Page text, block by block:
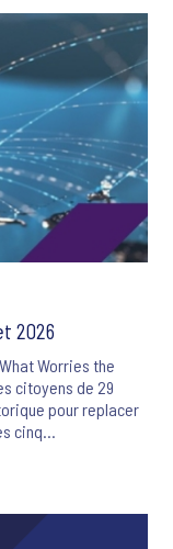
2026
Worries the
citoyens de 29
pour replacer
cinq
l'inflation, le